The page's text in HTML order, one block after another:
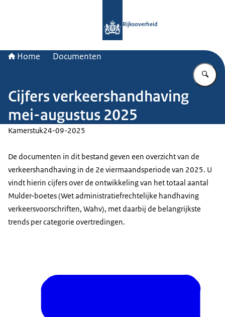
Rijksoverheid
Home Documenten
Cijfers verkeershandhaving
mei-augustus 2025
Kamerstuk24-09-2025
De documenten in dit bestand geven een overzicht van de
verkeershandhaving in de 2e viermaandsperiode van 2025. U
vindt hierin cijfers over de ontwikkeling van het totaal aantal
Mulder-boetes (Wet administratiefrechtelijke handhaving
verkeersvoorschriften, Wahv), met daarbij de belangrijkste
trends per categorie overtredingen.